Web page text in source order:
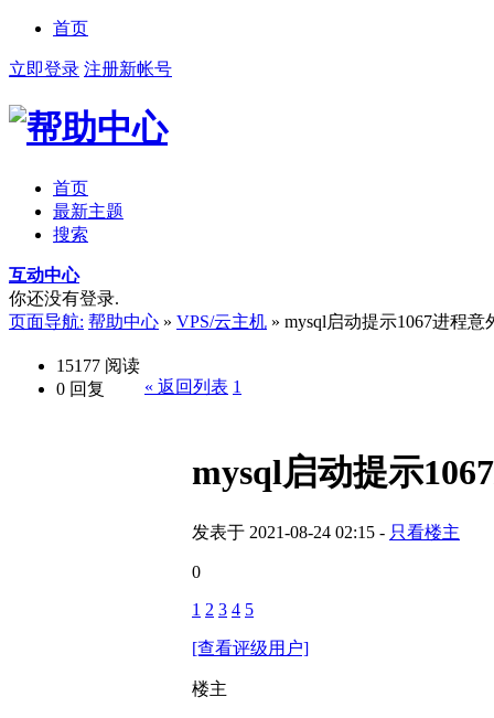
首页
立即登录 注册新帐号
首页
最新主题
搜索
互动中心
你还没有登录.
页面导航: 帮助中心 » VPS/云主机 » mysql启动提示1067进程意
15177 阅读
0 回复 « 返回列表 1
mysql启动提示
发表于 2021-08-24 02:15 - 只看楼主
0
1 2 3 4 5
[查看评级用户]
楼主